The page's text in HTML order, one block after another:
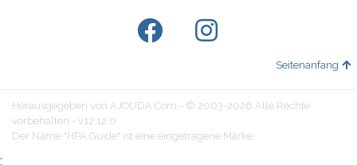
Seitenanfang
Herausgegeben von AJOUDA.Com - © 2003-2026 Alle Rechte
vorbehalten - v12.12.0
Der Name "HPA Guide" ist eine eingetragene Marke.
;